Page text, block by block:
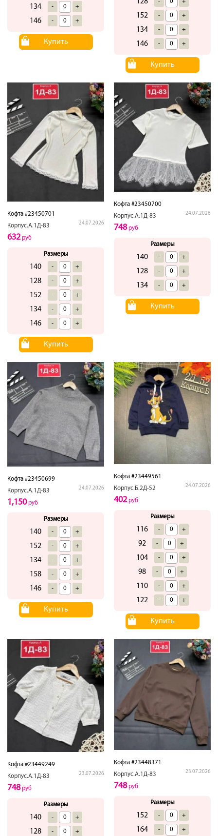
134 - +
146 - +
Купить
152 - +
134 - +
146 - +
Купить
Кофта #23450701
Корпус.А.1Д-83
24.07.2026
632руб
Размеры
140 - +
128 - +
152 - +
134 - +
146 - +
Купить
Кофта #23450700
Корпус.А.1Д-83
24.07.2026
748руб
Размеры
140 - +
128 - +
134 - +
Купить
Кофта #23450699
Корпус.А.1Д-83
24.07.2026
1,150руб
Размеры
140 - +
152 - +
134 - +
158 - +
146 - +
Купить
Кофта #23449561
Корпус.Б.2Д-52
24.07.2026
402руб
Размеры
116 - +
92 - +
104 - +
98 - +
110 - +
122 - +
Купить
Кофта #23449249
Корпус.А.1Д-83
23.07.2026
748руб
Размеры
140 - +
128 - +
Кофта #23448371
Корпус.А.1Д-83
23.07.2026
748руб
Размеры
152 - +
164 - +